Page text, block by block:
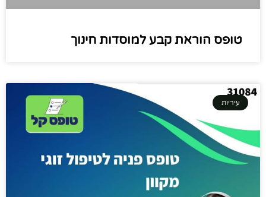
טופס הוראת קבע למוסדות חינוך
עיריות